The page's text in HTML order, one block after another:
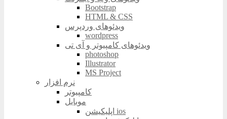
Bootstrap
HTML & CSS
ویدئوهای وردپرس
wordpress
ویدئوهای کامپیوتر و آی تی
photoshop
Illustrator
MS Project
نرم افزار
کامپیوتر
موبایل
اپلیکیشن ios